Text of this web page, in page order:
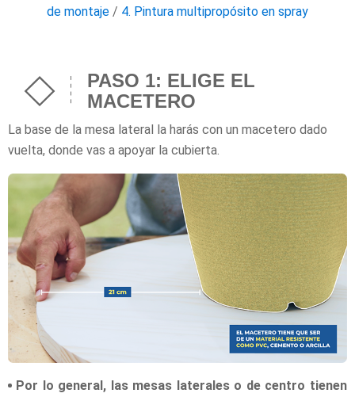
de montaje / 4. Pintura multipropósito en spray
PASO 1: ELIGE EL
MACETERO
La base de la mesa lateral la harás con un macetero dado
vuelta, donde vas a apoyar la cubierta.
Por lo general, las mesas laterales o de centro tienen